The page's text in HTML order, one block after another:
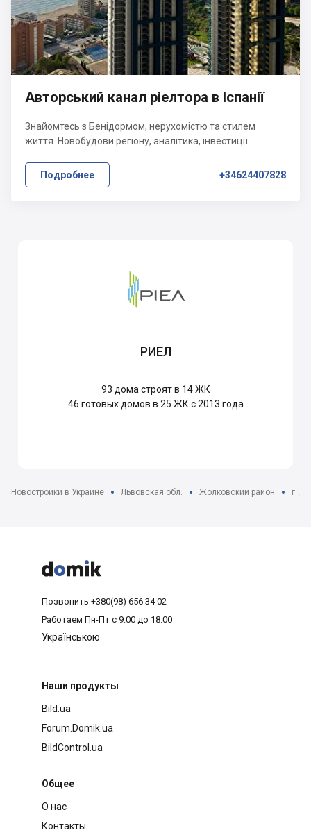
Авторський канал ріелтора в Іспанії
Знайомтесь з Бенідормом, нерухомістю та стилем
життя. Новобудови регіону, аналітика, інвестиції
Подробнее +34624407828
РИЕЛ
93 дома строят в 14 ЖК
46 готовых домов в 25 ЖК с 2013 года
Новостройки в Украине Львовская обл. Жолковский район г.



Позвонить +380(98) 656 34 02
Работаем Пн-Пт с 9:00 до 18:00
Українською
Наши продукты
Bild.ua
Forum.Domik.ua
BildControl.ua
Общее
О нас
Контакты